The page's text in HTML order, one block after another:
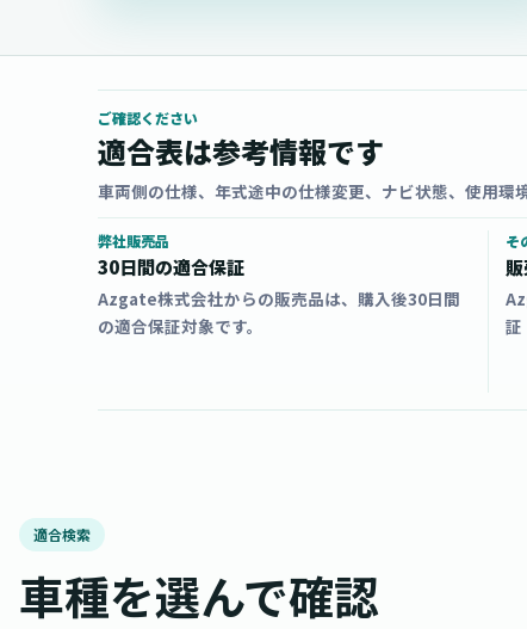
ご確認ください
適合表は参考情報です
車両側の仕様、年式途中の仕様変更、ナビ状態、使用環
弊社販売品
30日間の適合保証
Azgate株式会社からの販売品は、購入後30日間
の適合保証対象です。
そ
証
適合検索
車種を選んで確認